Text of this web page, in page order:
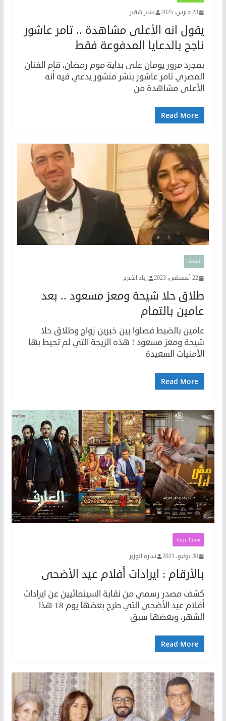
23 مارس، 2025 بشير شقير
يقول انه الأعلى مشاهدة .. تامر عاشور
ناجح بالدعايا المدفوعة فقط
بمجرد مرور يومان على بداية موم رمضان، قام الفنان
المصري تامر عاشور بنشر منشور يدعي فيه أنه
الأعلى مشاهدة من
Read More
نميمة
22 أغسطس، 2023 زياد الأعرج
طلاق حلا شيحة ومعز مسعود .. بعد
عامين بالتمام
عامين بالضبط فصلوا بين خبرين زواج وطلاق حلا
شيحة ومعز مسعود ! هذه الزيجة التي لم تحيط بها
الأمنيات السعيدة
Read More
سينما عربية
30 يوليو، 2021 سارة الوزير
بالأرقام : ايرادات أفلام عيد الأضحى
كشف مصدر رسمي من نقابة السينمائيين عن ايرادات
أفلام عيد الأضحى التي طرح بعضها يوم 18 هذا
الشهر، وبعضها سبق
Read More